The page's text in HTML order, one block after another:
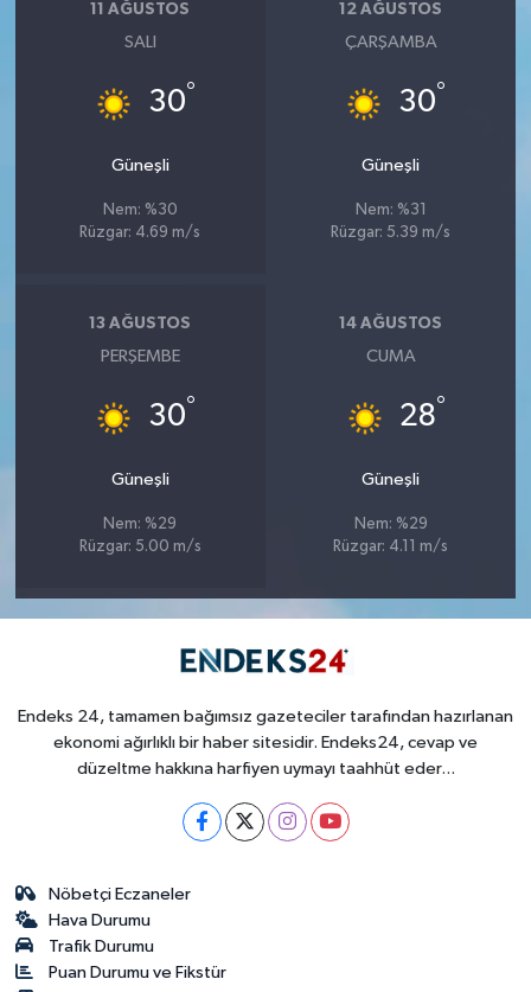
11 AĞUSTOS
SALI
30°
Güneşli
Nem: %30
Rüzgar: 4.69 m/s
12 AĞUSTOS
ÇARŞAMBA
30°
Güneşli
Nem: %31
Rüzgar: 5.39 m/s
13 AĞUSTOS
PERŞEMBE
30°
Güneşli
Nem: %29
Rüzgar: 5.00 m/s
14 AĞUSTOS
CUMA
28°
Güneşli
Nem: %29
Rüzgar: 4.11 m/s
Endeks 24, tamamen bağımsız gazeteciler tarafından hazırlanan
ekonomi ağırlıklı bir haber sitesidir. Endeks24, cevap ve
düzeltme hakkına harfiyen uymayı taahhüt eder...
Nöbetçi Eczaneler
Hava Durumu
Trafik Durumu
Puan Durumu ve Fikstür